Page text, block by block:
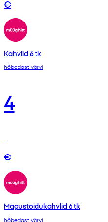
€
Kahvlid 6 tk
hõbedast värvi
4
€
Magustoidukahvlid 6 tk
hõbedast värvi